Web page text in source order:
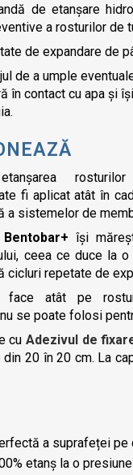
de etanșare
a rosturilor de
de expandare de
de a umple
în contact cu apa și
fi aplicat atât în
a sistemelor de
Bentobar+ își
ceea ce duce la
cicluri repetate de
face atât pe
nu se poate folosi
cuAdezivul de
20 în 20 cm. La
a suprafeței pe
etanș la o